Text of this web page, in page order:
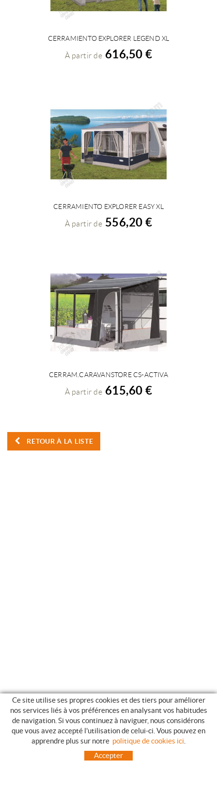
VOIR LES DÉTAILS
CERRAMIENTO EXPLORER LEGEND XL
À partir de 616,50 €
VOIR LES DÉTAILS
CERRAMIENTO EXPLORER EASY XL
À partir de 556,20 €
VOIR LES DÉTAILS
CERRAM.CARAVANSTORE CS-ACTIVA
À partir de 615,60 €
RETOUR À LA LISTE
GUIDE DES ACHATS
COMMENT ACHETER
QUESTIONS HABITUELLES
Ce site utilise ses propres cookies et des tiers pour améliorer
nos services liés à vos préférences en analysant vos habitudes
de navigation. Si vous continuez à naviguer, nous considérons
que vous avez accepté l'utilisation de celui-ci. Vous pouvez en
apprendre plus sur notre politique de cookies ici
Accepter